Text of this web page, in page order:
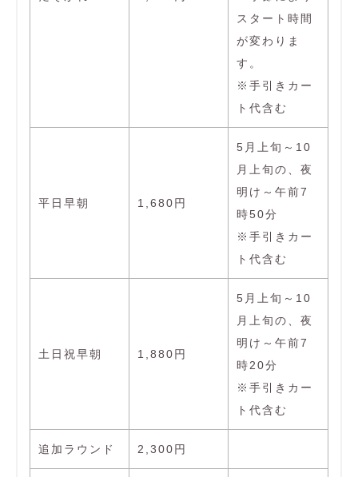
スタート時間
が変わりま
す。
※手引きカー
ト代含む
平日早朝 1,680円
5月上旬～10
月上旬の、夜
明け～午前7
時50分
※手引きカー
ト代含む
土日祝早朝 1,880円
5月上旬～10
月上旬の、夜
明け～午前7
時20分
※手引きカー
ト代含む
追加ラウンド 2,300円